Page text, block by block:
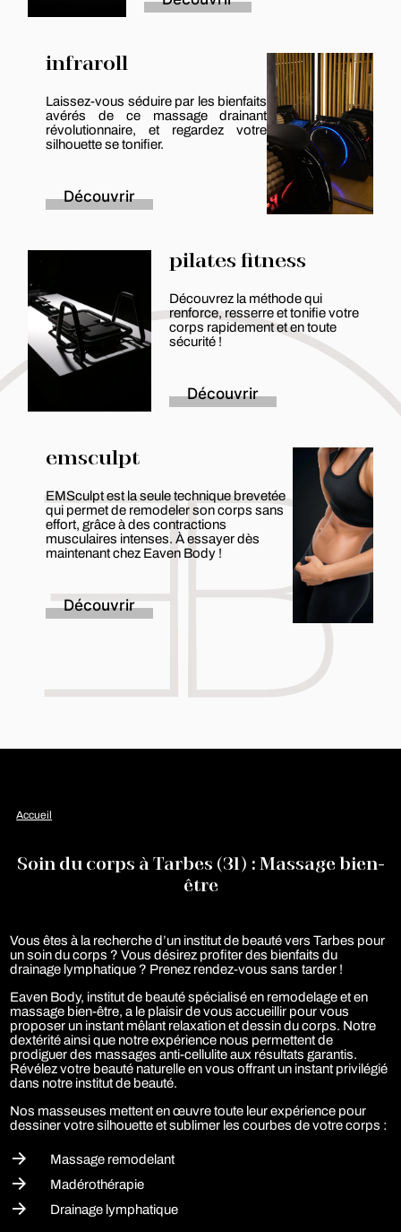
infraroll
Laissez-vous séduire par les bienfaits
avérés de ce massage drainant
révolutionnaire, et regardez votre
silhouette se tonifier.
Découvrir
pilates fitness
Découvrez la méthode qui
renforce, resserre et tonifie votre
corps rapidement et en toute
sécurité !
Découvrir
emsculpt
EMSculpt est la seule technique brevetée
qui permet de remodeler son corps sans
effort, grâce à des contractions
musculaires intenses. À essayer dès
maintenant chez Eaven Body !
Découvrir
Accueil
Soin du corps à Tarbes (31) : Massage bien-
être
Vous êtes à la recherche d’un institut de beauté vers Tarbes pour
un soin du corps ? Vous désirez profiter des bienfaits du
drainage lymphatique ? Prenez rendez-vous sans tarder !
Eaven Body, institut de beauté spécialisé en remodelage et en
massage bien-être, a le plaisir de vous accueillir pour vous
proposer un instant mêlant relaxation et dessin du corps. Notre
dextérité ainsi que notre expérience nous permettent de
prodiguer des massages anti-cellulite aux résultats garantis.
Révélez votre beauté naturelle en vous offrant un instant privilégié
dans notre institut de beauté.
Nos masseuses mettent en œuvre toute leur expérience pour
dessiner votre silhouette et sublimer les courbes de votre corps :
Massage remodelant
Madérothérapie
Drainage lymphatique